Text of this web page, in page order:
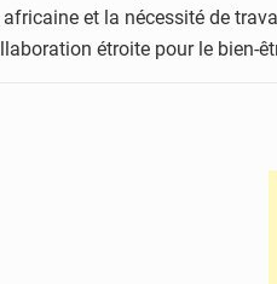
et la nécessité de
étroite pour le bien-